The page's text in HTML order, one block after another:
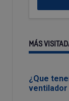
MÁS
¿Que
ventilador